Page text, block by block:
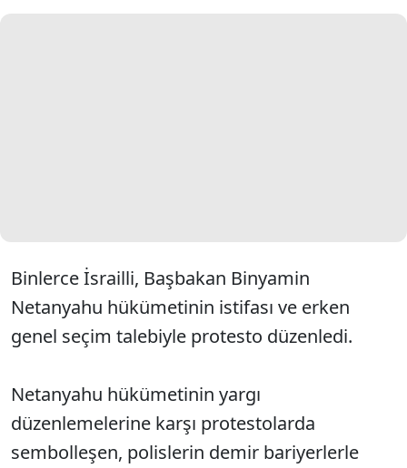
Binlerce İsrailli, Başbakan Binyamin
Netanyahu hükümetinin istifası ve erken
genel seçim talebiyle protesto düzenledi.
Netanyahu hükümetinin yargı
düzenlemelerine karşı protestolarda
sembolleşen, polislerin demir bariyerlerle